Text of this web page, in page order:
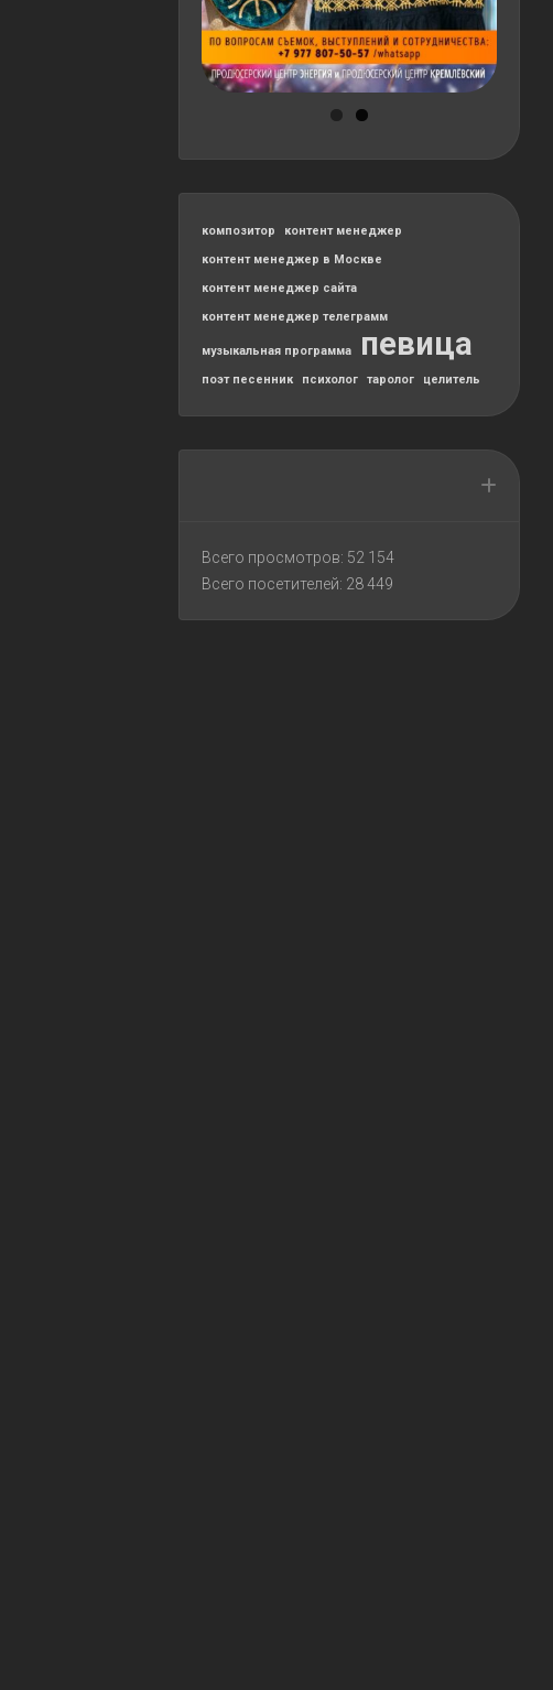
композитор
контент менеджер
контент менеджер в Москве
контент менеджер сайта
контент менеджер телеграмм
музыкальная программа певица
поэт песенник психолог таролог целитель
Всего просмотров: 52 154
Всего посетителей: 28 449